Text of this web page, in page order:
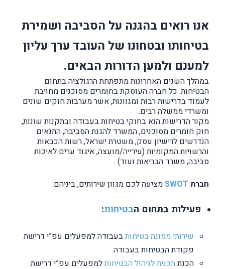
אנו רואים בהגנה על הסביבה ושמירת
בטיחותו ובטחונו של העובד ערך עליון
למענם ולמען הדורות הבאים.
במהלך השנים האחרונות מתפתחת הרגולציה בתחום
הבטיחות. כל חברה העוסקת בחומרים מסוכנים מחויבת
לעמוד בדרישות רבות ומגוונות, אשר מערבות חוקים שונים
ומשרדי ממשלה רבים.
מקור הדרישות הוא בחוקי בטיחות בעבודה ובתקנות שונות,
חוק חומרים מסוכנים, המשרד להגנת הסביבה, התנאים
הנדרשים לרישיון עסק, משטרת ישראל, רשות הכבאות
והרשויות המקומיות (עירייה/מועצה, איגוד ערים לאיכות
סביבה, משרד הבריאות ועוד) .
חברת SWOTמציעה לכם מגוון שירותים, ביניהם:
פעילות בתחום הבטיחות:
שירותי ממונה בטיחותבעבודה למפעלים עפ”י דרישת
פקודת הבטיחות בעבודה.
הכנתתכנית לניהול הבטיחותלמפעלים עפ”י דרישת